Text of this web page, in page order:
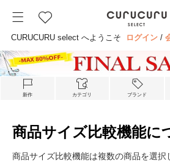
CURUCURU select へようこそ ログイン /
新作 カテゴリ ブランド
商品サイズ比較機能に
商品サイズ比較機能は複数の商品を選択